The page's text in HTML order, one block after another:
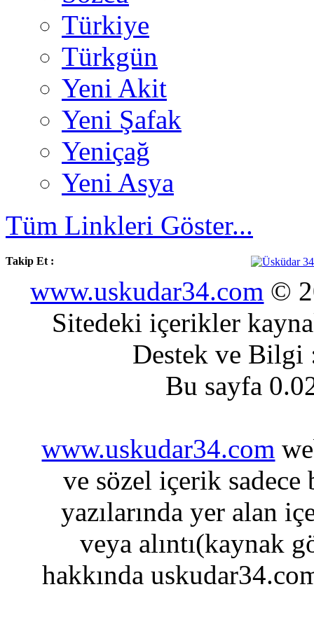
Türkiye
Türkgün
Yeni Akit
Yeni Şafak
Yeniçağ
Yeni Asya
Tüm Linkleri Göster...
Takip Et :
www.uskudar34.com ©
Sitedeki içerikler
Destek ve
Bu sayfa
www.uskudar34.com
ve sözel içerik sadece
yazılarında yer alan
veya alıntı(kaynak
hakkında